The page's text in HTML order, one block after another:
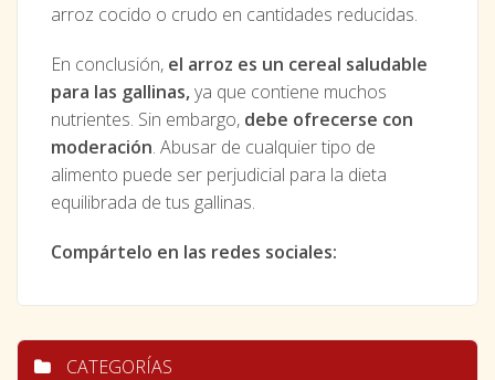
arroz cocido o crudo en cantidades reducidas.
En conclusión, el arroz es un cereal saludable
para las gallinas,ya que contiene muchos
nutrientes. Sin embargo, debe ofrecerse con
moderación. Abusar de cualquier tipo de
alimento puede ser perjudicial para la dieta
equilibrada de tus gallinas.
Compártelo en las redes sociales:
CATEGORÍAS